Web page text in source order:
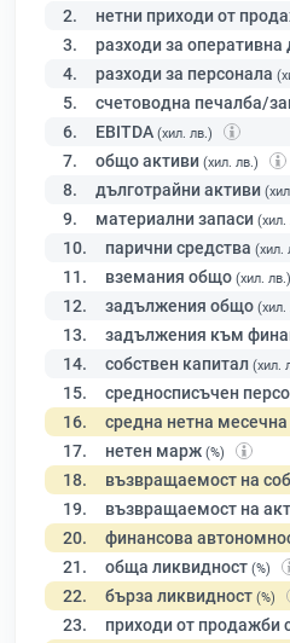
2. нетни приходи от
3. разходи за оперативна
4. разходи за персонала
5. счетоводна печалба/
6. EBITDA (хил. лв.)
7. общо активи (хил. лв.)
8. дълготрайни активи
9. материални запаси (хил.
10. парични средства (хил.
11. вземания общо (хил. лв.)
12. задължения общо (хил.
13. задължения към
14. собствен капитал (хил.
15. средносписъчен
16. средна нетна месечна
17. нетен марж (%)
18. възвращаемост на
19. възвращаемост на
20. финансова
21. обща ликвидност (%)
22. бърза ликвидност (%)
23. приходи от продажби